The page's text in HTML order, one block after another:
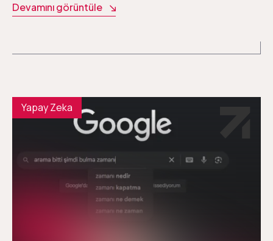
Devamını görüntüle
Yapay Zeka